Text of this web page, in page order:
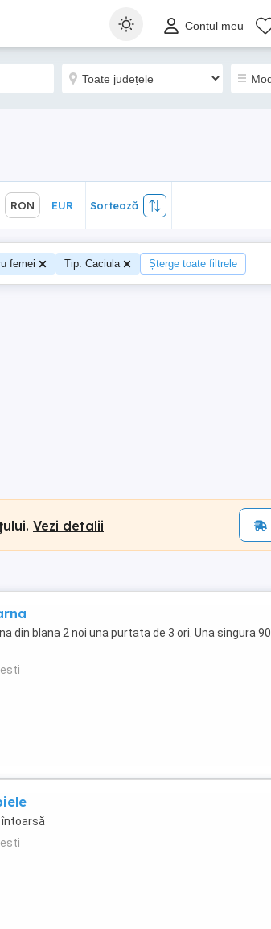
Contul meu
Sortează
RON EUR Sortează
femei Tip: Caciula Șterge toate filtrele
Vezi detalii
din blana 2 noi una purtata de 3 ori. Una singura 90
întoarsă